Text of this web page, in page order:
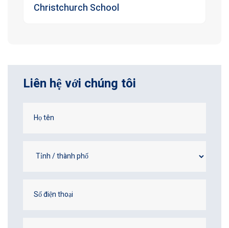
Christchurch School
Liên hệ với chúng tôi